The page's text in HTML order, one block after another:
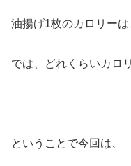
油揚げ1枚のカロリーは
では、どれくらいカロ
ということで今回は、